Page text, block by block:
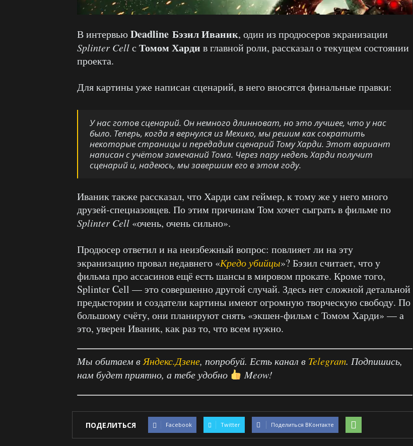
В интервьюDeadline Бэзил Иваник, один из продюсеров экранизации
Splinter Cellс Томом Харди в главной роли, рассказал о текущем состоянии
проекта.
Для картины уже написан сценарий, в него вносятся финальные правки:
У нас готов сценарий. Он немного длинноват, но это лучшее, что у нас
было. Теперь, когда я вернулся из Мехико, мы решим как сократить
некоторые страницы и передадим сценарий Тому Харди. Этот вариант
написан с учётом замечаний Тома. Через пару недель Харди получит
сценарий и, надеюсь, мы завершим его в этом году.
Иваник также рассказал, что Харди сам геймер, к тому же у него много
друзей-спецназовцев. По этим причинам Том хочет сыграть в фильме по
Splinter Cell «очень, очень сильно».
Продюсер ответил и на неизбежный вопрос: повлияет ли на эту
экранизацию провал недавнего «Кредо убийцы»? Бэзил считает, что у
фильма про ассасинов ещё есть шансы в мировом прокате. Кроме того,
Splinter Cell — это совершенно другой случай. Здесь нет сложной детальной
предыстории и создатели картины имеют огромную творческую свободу. По
большому счёту, они планируют снять «экшен-фильм с Томом Харди» — а
это, уверен Иваник, как раз то, что всем нужно.
Мы обитаем вЯндекс.Дзене, попробуй. Есть канал в Telegram. Подпишись,
нам будет приятно, а тебе удобно
Meow!
ПОДЕЛИТЬСЯ Facebook Twitter Поделиться ВКонтакте